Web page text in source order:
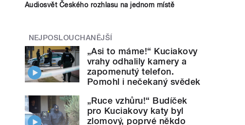
Audiosvět Českého rozhlasu na jednom místě
NEJPOSLOUCHANĚJŠÍ
„Asi to máme!“ Kuciakovy
vrahy odhalily kamery a
zapomenutý telefon.
Pomohl i nečekaný svědek
„Ruce vzhůru!“ Budíček
pro Kuciakovy katy byl
zlomový, poprvé někdo